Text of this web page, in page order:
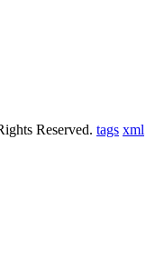
Reserved. tags xml